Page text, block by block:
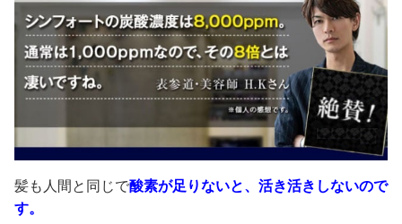
髪も人間と同じで酸素が足りないと、活き活きしないので
す。